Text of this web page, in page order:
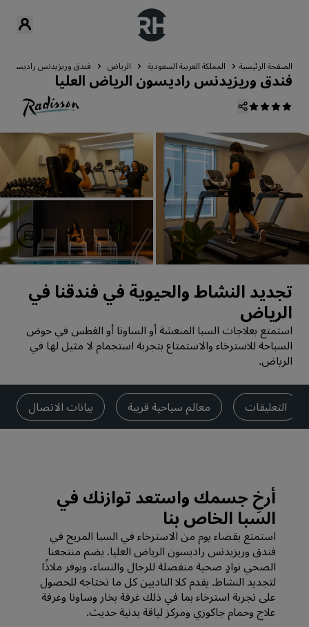
الصفحة الرئيسية المملكة العربية السعودية الرياض فندق وريزيدنس راديسون
فندق وريزيدنس راديسون الرياض العليا
تجديد النشاط والحيوية في فندقنا في
الرياض
استمتع بعلاجات السبا المنعشة أو الساونا أو الغطس في حوض
السباحة للاسترخاء والاستمتاع بتجربة استجمام لا مثيل لها في
الرياض.
التعليقات معالم سياحية قريبة بيانات الاتصال
‏‫أرخِ جسمك واستعد توازنك في
السبا الخاص بنا
‏‫استمتع بقضاء يوم من الاسترخاء في السبا المريح في
فندق وريزيدنس راديسون الرياض العليا. يضم منتجعنا
الصحي نوادٍ صحية منفصلة للرجال والنساء، ويوفر ملاذًا
لتجديد النشاط. يقدم كلا الناديين كل ما تحتاجه للحصول
على تجربة استرخاء بما في ذلك غرفة بخار وساونا وغرفة
علاج وحمام جاكوزي ومركز لياقة بدنية حديث.